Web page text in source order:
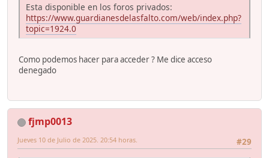
Esta disponible en los foros privados:
https://www.guardianesdelasfalto.com/web/index.php?
topic=1924.0
Como podemos hacer para acceder ? Me dice acceso
denegado
fjmp0013
#29
Jueves 10 de Julio de 2025. 20:54 horas.